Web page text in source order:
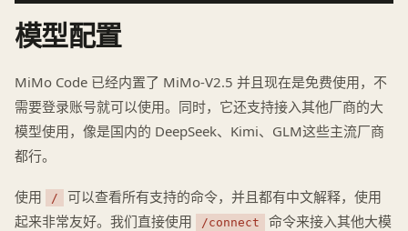
模型配置
MiMo Code 已经内置了 MiMo-V2.5 并且现在是免费使用，不
需要登录账号就可以使用。同时，它还支持接入其他厂商的大
模型使用，像是国内的 DeepSeek、Kimi、GLM这些主流厂商
都行。
使用 /
可以查看所有支持的命令，并且都有中文解释，使用
起来非常友好。我们直接使用
/connect
命令来接入其他大模